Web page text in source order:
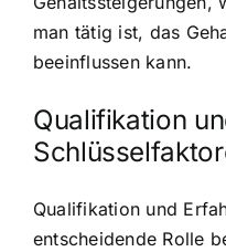
man tätig ist, das
beeinflussen kann.
Qualifikation
Qualifikation und
entscheidende Rolle